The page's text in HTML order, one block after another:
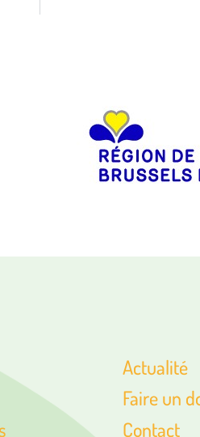
Actualité
Faire un
Contact